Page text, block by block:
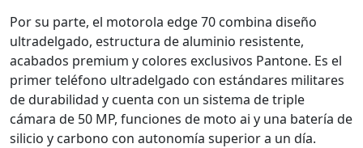
Por su parte, el motorola edge 70 combina diseño
ultradelgado, estructura de aluminio resistente,
acabados premium y colores exclusivos Pantone. Es el
primer teléfono ultradelgado con estándares militares
de durabilidad y cuenta con un sistema de triple
cámara de 50 MP, funciones de moto ai y una batería de
silicio y carbono con autonomía superior a un día.